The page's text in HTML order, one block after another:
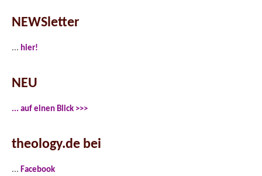
NEWSletter
... hier!
NEU
... auf einen Blick >>>
theology.de bei
... Facebook